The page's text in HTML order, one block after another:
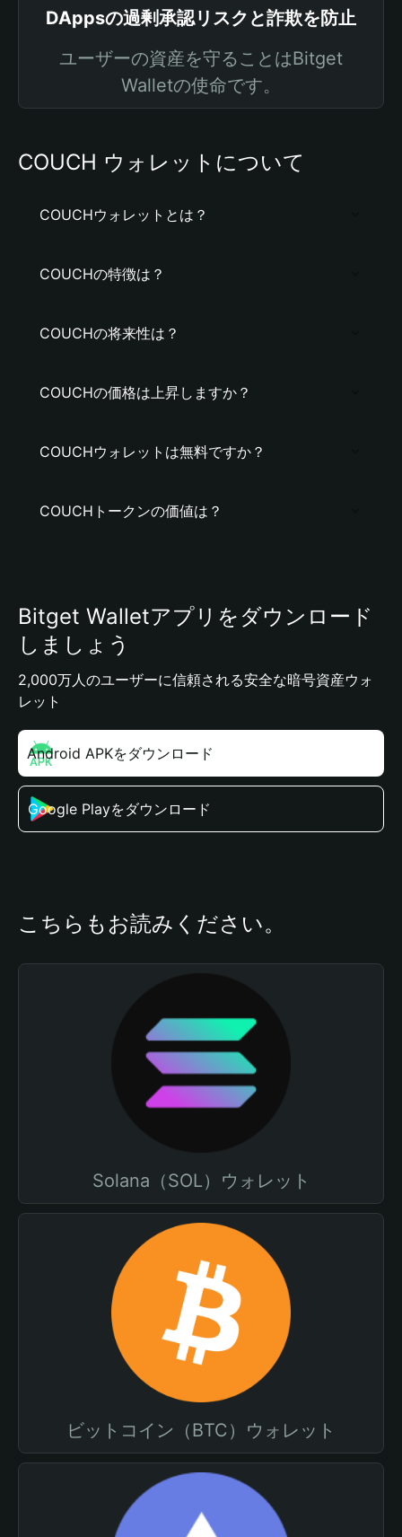
DAppsの過剰承認リスクと詐欺を防止
ユーザーの資産を守ることはBitget
Walletの使命です。
COUCH ウォレットについて
COUCHウォレットとは？
COUCHの特徴は？
COUCHの将来性は？
COUCHの価格は上昇しますか？
COUCHウォレットは無料ですか？
COUCHトークンの価値は？
Bitget Walletアプリをダウンロード
しましょう
2,000万人のユーザーに信頼される安全な暗号資産ウォ
レット
Android APKをダウンロード
Google Playをダウンロード
こちらもお読みください。
Solana（SOL）ウォレット
ビットコイン（BTC）ウォレット